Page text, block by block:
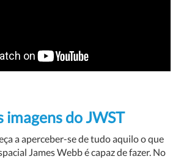
imagens do JWST
a aperceber-se de tudo aquilo o que
James Webb é capaz de fazer. No